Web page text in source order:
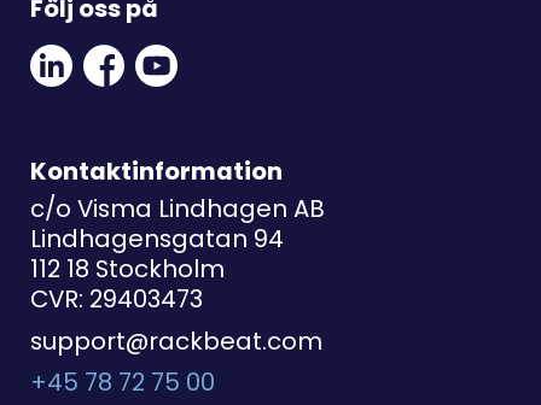
Följ oss på
Linkedin
Social
Link
Facebook
Social
Link
Youtube
Link
Kontaktinformation
c/o Visma Lindhagen AB
Lindhagensgatan 94
112 18 Stockholm
CVR: 29403473
support@rackbeat.com
+45 78 72 75 00